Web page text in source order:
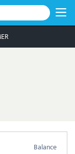
Balance